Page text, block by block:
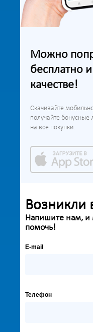
Можно
бесплатно
качестве!
Скачивайте
получайте
на все покупки.
Возникли
Напишите нам, и
помочь!
E-mail
Телефон